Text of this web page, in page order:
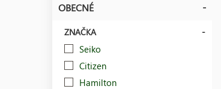
OBECNÉ
ZNAČKA
Seiko
Citizen
Hamilton